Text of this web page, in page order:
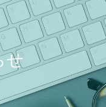
NEWS
：「ゾーン」を知らず
攻撃していませんか？
せ